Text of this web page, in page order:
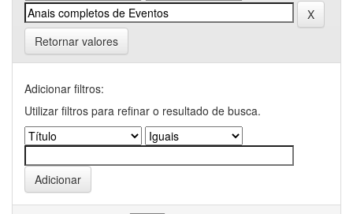
Retornar valores
Adicionar filtros:
Utilizar filtros para refinar o resultado de busca.